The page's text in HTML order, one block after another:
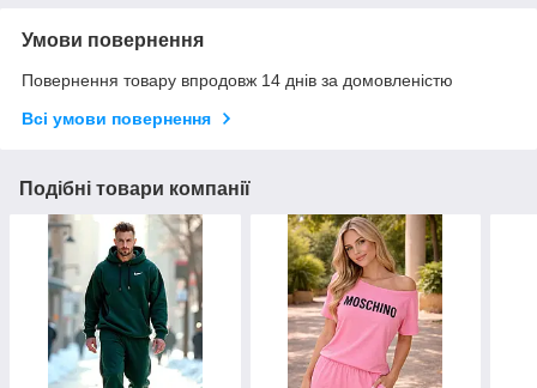
Умови повернення
Повернення товару впродовж 14 днів за домовленістю
Всі умови повернення
Подібні товари компанії